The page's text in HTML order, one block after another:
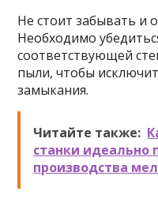
Не стоит забывать и
Необходимо
соответствующей
пыли, чтобы
замыкания.
Читайте также:
станки идеально
производства